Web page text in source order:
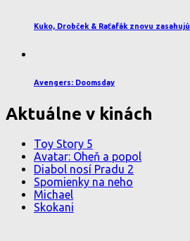
Kuko, Drobček & Raťafák znovu zasahujú
Avengers: Doomsday
Aktuálne v kinách
Toy Story 5
Avatar: Oheň a popol
Diabol nosí Pradu 2
Spomienky na neho
Michael
Skokani